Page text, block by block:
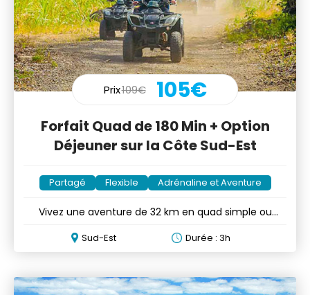
Prix109€ 105€
Forfait Quad de 180 Min + Option
Déjeuner sur la Côte Sud-Est
Partagé Flexible Adrénaline et Aventure
Vivez une aventure de 32 km en quad simple ou
Sud-Est Durée : 3h